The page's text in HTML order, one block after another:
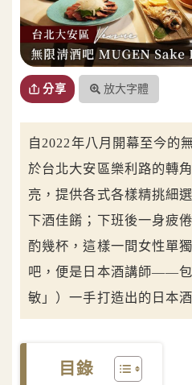
分享 放大字體
自2022年八月開幕至今的
於台北大安區樂利路的轉
亮，提供各式各樣精挑細
下酒佳餚；下班後一身疲
酌幾杯，這樣一間女性單
吧，便是日本酒講師——
敏」）一手打造出的日本
目錄